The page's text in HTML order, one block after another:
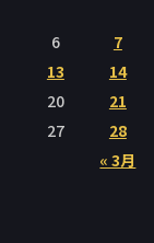
« 3月
6
7
13
14
20
21
27
28